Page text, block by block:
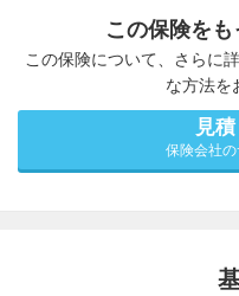
この保険を
この保険について、さらに
な方法を
見
保険会社